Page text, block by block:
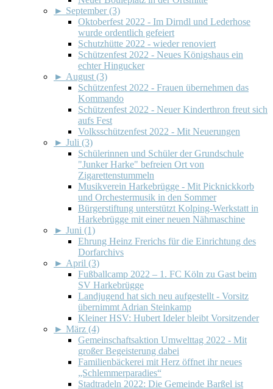
► September (3)
Oktoberfest 2022 - Im Dirndl und Lederhose
wurde ordentlich gefeiert
Schutzhütte 2022 - wieder renoviert
Schützenfest 2022 - Neues Königshaus ein
echter Hingucker
► August (3)
Schützenfest 2022 - Frauen übernehmen das
Kommando
Schützenfest 2022 - Neuer Kinderthron freut sich
aufs Fest
Volksschützenfest 2022 - Mit Neuerungen
► Juli (3)
Schülerinnen und Schüler der Grundschule
"Junker Harke" befreien Ort von
Zigarettenstummeln
Musikverein Harkebrügge - Mit Picknickkorb
und Orchestermusik in den Sommer
Bürgerstiftung unterstützt Kolping-Werkstatt in
Harkebrügge mit einer neuen Nähmaschine
► Juni (1)
Ehrung Heinz Frerichs für die Einrichtung des
Dorfarchivs
► April (3)
Fußballcamp 2022 – 1. FC Köln zu Gast beim
SV Harkebrügge
Landjugend hat sich neu aufgestellt - Vorsitz
übernimmt Adrian Steinkamp
Kleiner HSV: Hubert Ideler bleibt Vorsitzender
► März (4)
Gemeinschaftsaktion Umwelttag 2022 - Mit
großer Begeisterung dabei
Familienbäckerei mit Herz öffnet ihr neues
„Schlemmerparadies“
Stadtradeln 2022: Die Gemeinde Barßel ist